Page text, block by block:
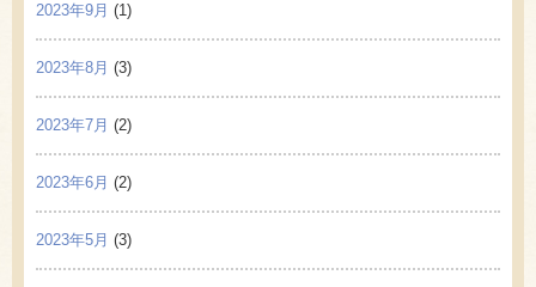
2023年9月 (1)
2023年8月 (3)
2023年7月 (2)
2023年6月 (2)
2023年5月 (3)